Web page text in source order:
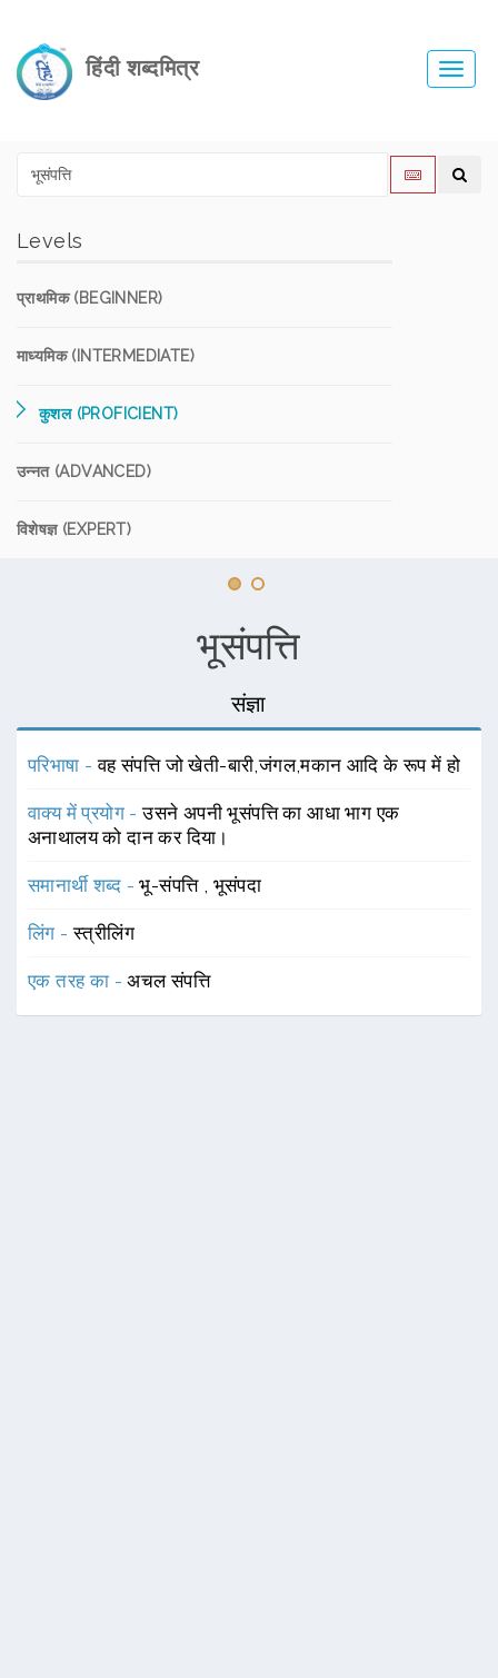
हिंदी शब्दमित्र
Levels
प्राथमिक (BEGINNER)
माध्यमिक (INTERMEDIATE)
कुशल (PROFICIENT)
उन्नत (ADVANCED)
विशेषज्ञ (EXPERT)
भूसंपत्ति
संज्ञा
परिभाषा -वह संपत्ति जो खेती-बारी,जंगल,मकान आदि के रूप में हो
वाक्य में प्रयोग -उसने अपनी भूसंपत्ति का आधा भाग एक
अनाथालय को दान कर दिया।
समानार्थी शब्द -भू-संपत्ति , भूसंपदा
लिंग -स्त्रीलिंग
एक तरह का -अचल संपत्ति